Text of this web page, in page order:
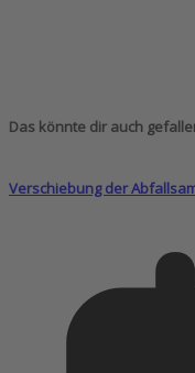
Das könnte dir auch
Verschiebung der